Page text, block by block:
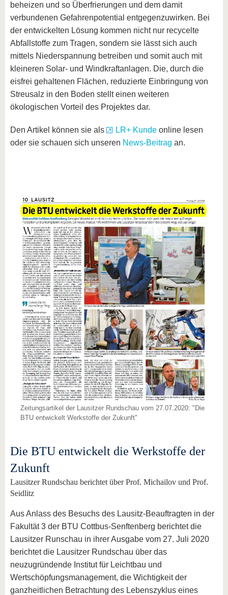
beheizen und so Überfrierungen und dem damit
verbundenen Gefahrenpotential entgegenzuwirken. Bei
der entwickelten Lösung kommen nicht nur recycelte
Abfallstoffe zum Tragen, sondern sie lässt sich auch
mittels Niederspannung betreiben und somit auch mit
kleineren Solar- und Windkraftanlagen. Die, durch die
eisfrei gehaltenen Flächen, reduzierte Einbringung von
Streusalz in den Boden stellt einen weiteren
ökologischen Vorteil des Projektes dar.
Den Artikel können sie als LR+ Kunde online lesen
oder sie schauen sich unseren News-Beitrag an.
Zeitungsartikel der Lausitzer Rundschau vom 27.07.2020: "Die
BTU entwickelt Werkstoffe der Zukunft"
Die BTU entwickelt die Werkstoffe der
Zukunft
Lausitzer Rundschau berichtet über Prof. Michailov und Prof.
Seidlitz
Aus Anlass des Besuchs des Lausitz-Beauftragten in der
Fakultät 3 der BTU Cottbus-Senftenberg berichtet die
Lausitzer Runschau in ihrer Ausgabe vom 27. Juli 2020
berichtet die Lausitzer Rundschau über das
neuzugründende Institut für Leichtbau und
Wertschöpfungsmanagement, die Wichtigkeit der
ganzheitlichen Betrachtung des Lebenszyklus eines